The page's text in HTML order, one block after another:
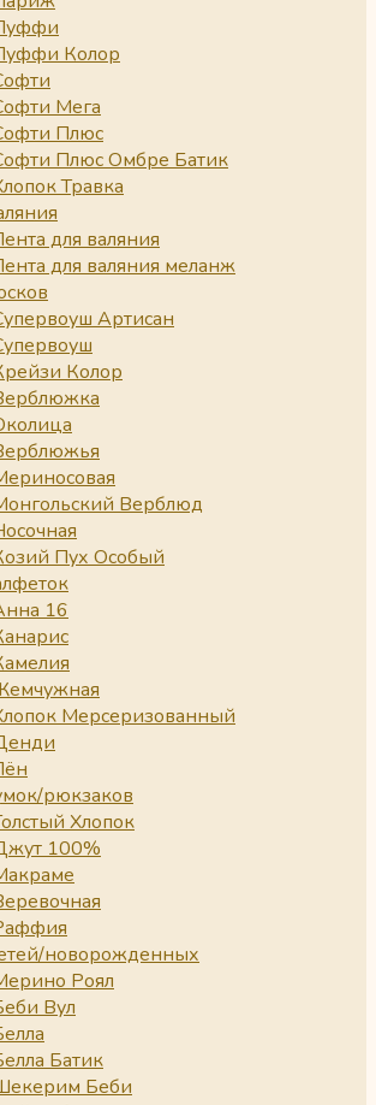
Колор
Мега
Плюс
Плюс Омбре Батик
Травка
для валяния
для валяния меланж
Артисан
Колор
Верблюд
Пух Особый
16
Мерсеризованный
рюкзаков
Хлопок
100%
новорожденных
Роял
Вул
Батик
Беби